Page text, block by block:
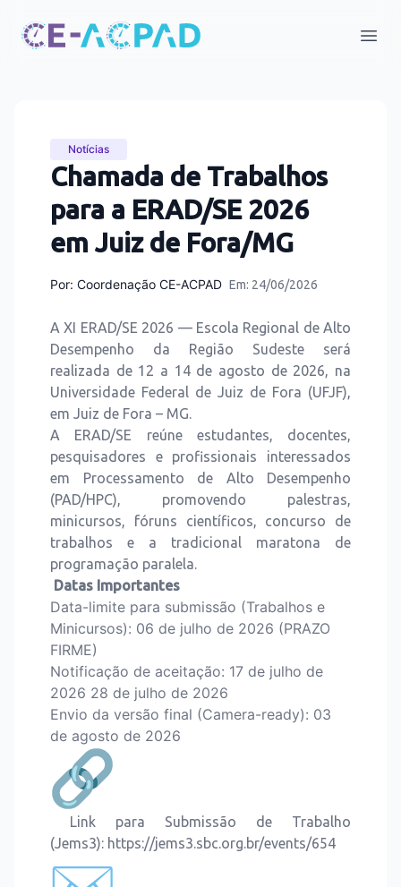
Notícias
Chamada de Trabalhos
para a ERAD/SE 2026
em Juiz de Fora/MG
Por: Coordenação CE-ACPAD Em: 24/06/2026
A XI ERAD/SE 2026 — Escola Regional de Alto
Desempenho da Região Sudeste será
realizada de 12 a 14 de agosto de 2026, na
Universidade Federal de Juiz de Fora (UFJF),
em Juiz de Fora – MG.
A ERAD/SE reúne estudantes, docentes,
pesquisadores e profissionais interessados
em Processamento de Alto Desempenho
(PAD/HPC), promovendo palestras,
minicursos, fóruns científicos, concurso de
trabalhos e a tradicional maratona de
programação paralela.
Datas Importantes
Data-limite para submissão (Trabalhos e
Minicursos): 06 de julho de 2026 (PRAZO
FIRME)
Notificação de aceitação: 17 de julho de
2026 28 de julho de 2026
Envio da versão final (Camera-ready): 03
de agosto de 2026
Link para Submissão de Trabalho
(Jems3): https://jems3.sbc.org.br/events/654